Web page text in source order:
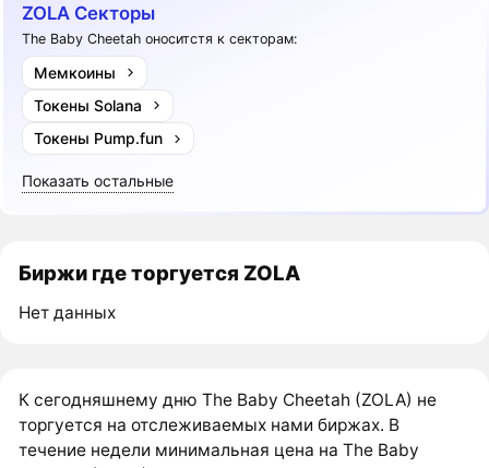
ZOLA Секторы
The Baby Cheetah оноситстя к секторам:
Мемкоины
Токены Solana
Токены Pump.fun
Показать остальные
Биржи где торгуется ZOLA
Нет данных
К сегодняшнему дню The Baby Cheetah (ZOLA) не
торгуется на отслеживаемых нами биржах. В
течение недели минимальная цена на The Baby